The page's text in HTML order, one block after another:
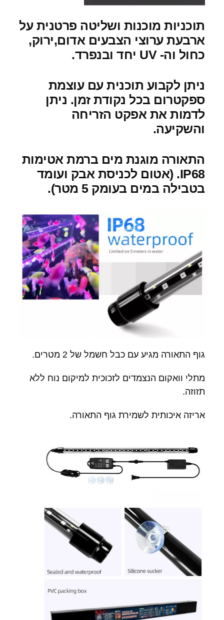
תוכניות מוכנות ושליטה פרטנית על
ארבעת ערוצי הצבעים אדום,ירוק,
כחול וה- UV יחד ובנפרד.
ניתן לקבוע תוכנית עם עוצמת
ספקטרום בכל נקודת זמן. ניתן
לדמות את אפקט הזריחה
והשקיעה.
התאורה מוגנת מים ברמת אטימות
IP68. (אטום לכניסת אבק ועומד
בטבילה במים בעומק 5 מטר).
גוף התאורה מגיע עם כבל חשמל של 2 מטרים.
מתלי וואקום הנצמדים לזכוכית למיקום נוח ללא
תזוזה.
אריזה איכותית לשמירת גוף התאורה.